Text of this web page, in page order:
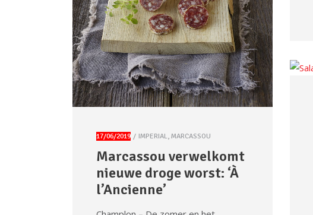
17/06/2019 IMPERIAL, MARCASSOU
Marcassou verwelkomt
nieuwe droge worst: ‘À
l’Ancienne’